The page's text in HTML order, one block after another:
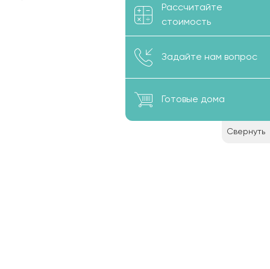
Рассчитайте
стоимость
Задайте нам вопрос
Готовые дома
Свернуть